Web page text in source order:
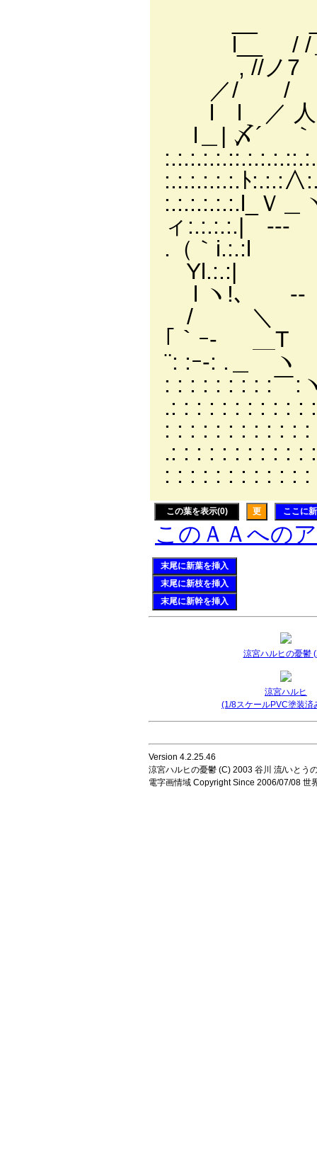
l__ゝ /
, //ノ7
／/ / （
l l ／
l＿| 〆´
:.:.:.:.:.:.ﾄ
:.:.:.:.:.:.l_Ｖ＿
ィ:.:.:.:.| -‐‐
.（｀
Yl.:.:| '
l ヽ!､ -
/ ＼
｢｀ｰ-
¨: :ｰ-: .
: : : : : : : :
.: : : : : : :
: : : : : : : : :
.: : : : : : : :
: : : : : : : : :
この葉を表示(0) 更 ここに
このＡＡへの
末尾に新葉を挿入
末尾に新枝を挿入
末尾に新幹を挿入
涼宮ハルヒの憂鬱
涼宮ハルヒ
(1/8スケールPVC塗装済
Version 4.2.25.46
涼宮ハルヒの憂鬱 (C) 2003 谷川 流/いとう
電字画情域 Copyright Since 2006/07/08 世